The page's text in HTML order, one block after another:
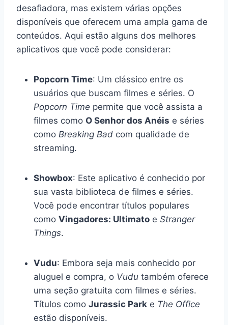
desafiadora, mas existem várias opções
disponíveis que oferecem uma ampla gama de
conteúdos. Aqui estão alguns dos melhores
aplicativos que você pode considerar:
Popcorn Time: Um clássico entre os
usuários que buscam filmes e séries. O
Popcorn Time permite que você assista a
filmes como O Senhor dos Anéis e séries
como Breaking Bad com qualidade de
streaming.
Showbox: Este aplicativo é conhecido por
sua vasta biblioteca de filmes e séries.
Você pode encontrar títulos populares
como Vingadores: Ultimato e Stranger
Things.
Vudu: Embora seja mais conhecido por
aluguel e compra, o Vudu também oferece
uma seção gratuita com filmes e séries.
Títulos como Jurassic Park e The Office
estão disponíveis.